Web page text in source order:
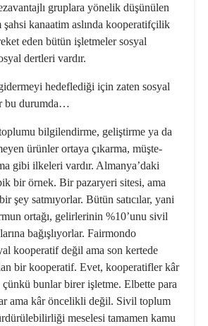
gruplara yönelik düşünülen
şahsi kanaatim aslında kooperatifçilik
eden bütün işletmeler sosyal
dertleri vardır.
hedefle­diği için zaten sosyal
bu durumda…
bilgilendir­me, geliştirme ya da
ürünler ortaya çıkarma, müşte­
gibi ilkeleri vardır. Almanya’daki
bir örnek. Bir pazaryeri sitesi, ama
şey satmıyorlar. Bütün sa­tıcılar, yani
or­tağı, gelirlerinin %10’unu sivil
bağışlıyorlar. Fair­mondo
kooperatif değil ama son kertede
bir kooperatif. Evet, kooperatifler kâr
çünkü bunlar birer işletme. Elbette para
ama kâr öncelikli değil. Sivil toplum
meselesi tamamen kamu